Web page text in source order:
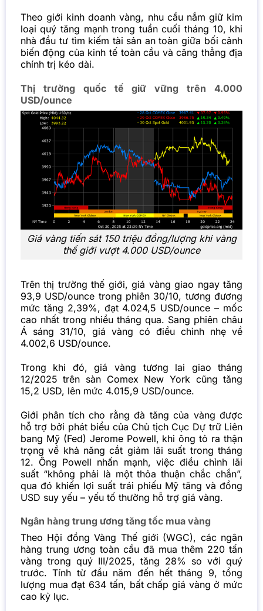
Theo giới kinh doanh vàng, nhu cầu nắm giữ kim
loại quý tăng mạnh trong tuần cuối tháng 10, khi
nhà đầu tư tìm kiếm tài sản an toàn giữa bối cảnh
biến động của kinh tế toàn cầu và căng thẳng địa
chính trị kéo dài.
Thị trường quốc tế giữ vững trên 4.000
USD/ounce
Giá vàng tiến sát 150 triệu đồng/lượng khi vàng
thế giới vượt 4.000 USD/ounce
Trên thị trường thế giới, giá vàng giao ngay tăng
93,9 USD/ounce trong phiên 30/10, tương đương
mức tăng 2,39%, đạt 4.024,5 USD/ounce – mốc
cao nhất trong nhiều tháng qua. Sang phiên châu
Á sáng 31/10, giá vàng có điều chỉnh nhẹ về
4.002,6 USD/ounce.
Trong khi đó, giá vàng tương lai giao tháng
12/2025 trên sàn Comex New York cũng tăng
15,2 USD, lên mức 4.015,9 USD/ounce.
Giới phân tích cho rằng đà tăng của vàng được
hỗ trợ bởi phát biểu của Chủ tịch Cục Dự trữ Liên
bang Mỹ (Fed) Jerome Powell, khi ông tỏ ra thận
trọng về khả năng cắt giảm lãi suất trong tháng
12. Ông Powell nhấn mạnh, việc điều chỉnh lãi
suất “không phải là một thỏa thuận chắc chắn”,
qua đó khiến lợi suất trái phiếu Mỹ tăng và đồng
USD suy yếu – yếu tố thường hỗ trợ giá vàng.
Ngân hàng trung ương tăng tốc mua vàng
Theo Hội đồng Vàng Thế giới (WGC), các ngân
hàng trung ương toàn cầu đã mua thêm 220 tấn
vàng trong quý III/2025, tăng 28% so với quý
trước. Tính từ đầu năm đến hết tháng 9, tổng
lượng mua đạt 634 tấn, bất chấp giá vàng ở mức
cao kỷ lục.